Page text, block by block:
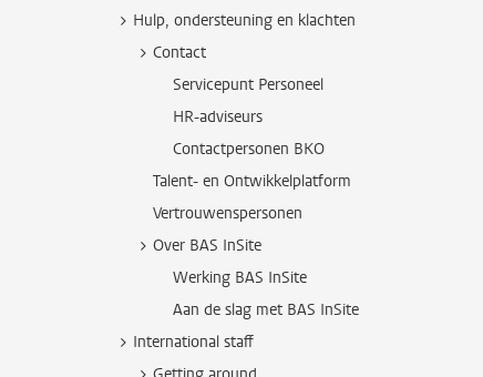
Hulp, ondersteuning en klachten
Contact
Servicepunt Personeel
HR-adviseurs
Contactpersonen BKO
Talent- en Ontwikkelplatform
Vertrouwenspersonen
Over BAS InSite
Werking BAS InSite
Aan de slag met BAS InSite
International staff